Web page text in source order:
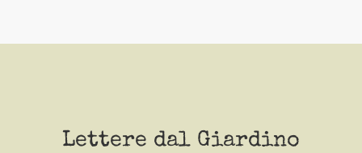
Lettere dal Giardino